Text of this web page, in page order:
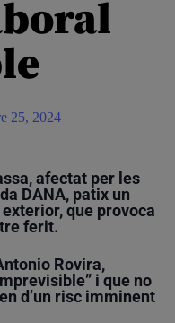
25, 2024
afectat per les
DANA, patix un
que provoca
ferit.
Rovira,
i que no
d’un risc imminent